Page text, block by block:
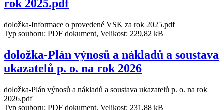
rok 2025.pdf
doložka-Informace o provedené VSK za rok 2025.pdf
Typ souboru: PDF dokument, Velikost: 229,82 kB
doložka-Plán výnosů a nákladů a soustava
ukazatelů p. o. na rok 2026
doložka-Plán výnosů a nákladů a soustava ukazatelů p. o. na rok
2026.pdf
Typ souboru: PDF dokument, Velikost: 231,88 kB